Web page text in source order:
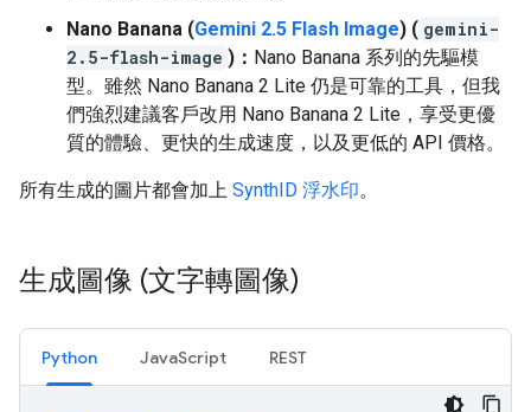
Nano Banana (Gemini 2.5 Flash Image) ( gemini-
2.5-flash-image )： Nano Banana 系列的先驅模
型。雖然 Nano Banana 2 Lite 仍是可靠的工具，但我
們強烈建議客戶改用 Nano Banana 2 Lite，享受更優
質的體驗、更快的生成速度，以及更低的 API 價格。
所有生成的圖片都會加上 SynthID 浮水印。
生成圖像 (文字轉圖像)
Python JavaScript REST